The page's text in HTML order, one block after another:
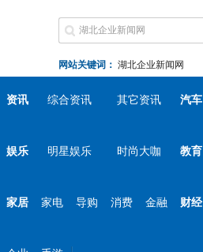
网站关键词： 湖北企业新闻网
资讯 综合资讯 其它资讯 汽车
娱乐 明星娱乐 时尚大咖 教育
家居 家电 导购 消费 金融 财经